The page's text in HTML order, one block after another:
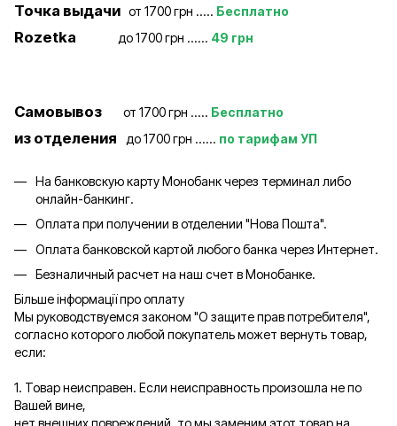
Точка выдачи от 1700 грн ..... Бесплатно
Rozetka до 1700 грн ...... 49 грн
Самовывоз от 1700 грн ..... Бесплатно
из отделения до 1700 грн ...... по тарифам УП
На банковскую карту Монобанк через терминал либо
онлайн-банкинг.
Оплата при получении в отделении "Нова Пошта".
Оплата банковской картой любого банка через Интернет.
Безналичный расчет на наш счет в Монобанке.
Більше інформації про оплату
Мы руководствуемся законом "О защите прав потребителя",
согласно которого любой покупатель может вернуть товар,
если:
1. Товар неисправен. Если неисправность произошла не по
Вашей вине,